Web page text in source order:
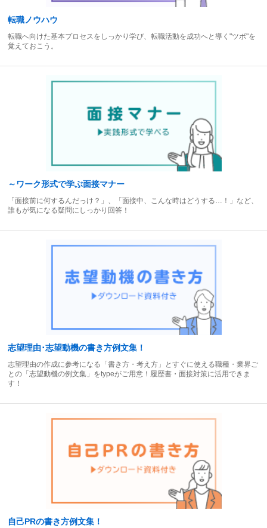
転職ノウハウ
転職へ向けた基本プロセスをしっかり学び、転職活動を成功へと導く"ツボ"を
覚えておこう。
～ワーク形式で学ぶ面接マナー
「面接前に何するんだっけ？」、「面接中、こんな時はどうする…！」など、
誰もが気になる疑問にしっかり回答！
志望理由･志望動機の書き方例文集！
志望理由の作成に参考になる「書き方・考え方」とすぐに使える職種・業界ご
との「志望動機の例文集」をtypeがご用意！履歴書・面接対策に活用できま
す！
自己PRの書き方例文集！